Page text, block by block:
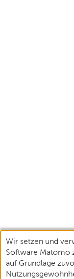
Wir setzen und
Software Matomo
auf Grundlage